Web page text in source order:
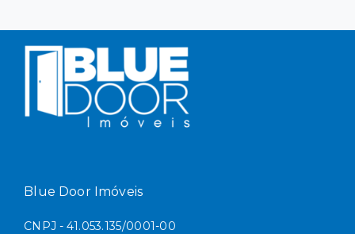
Blue Door Imóveis
CNPJ - 41.053.135/0001-00